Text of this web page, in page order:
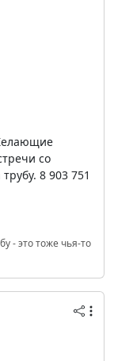
со
8 903 751
- это тоже чья-то